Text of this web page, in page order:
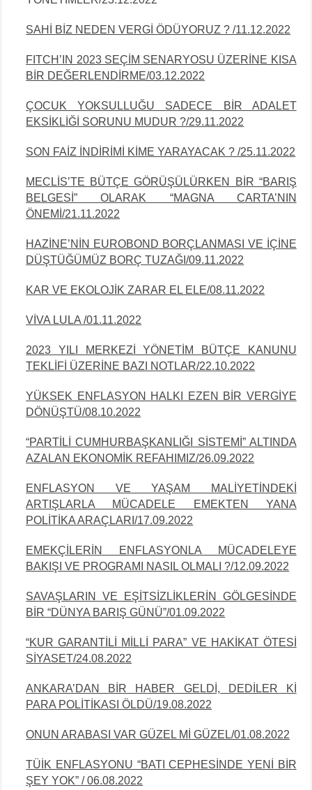
SAHİ BİZ NEDEN VERGİ ÖDÜYORUZ ? /11.12.2022
FITCH’IN 2023 SEÇİM SENARYOSU ÜZERİNE KISA
BİR DEĞERLENDİRME/03.12.2022
ÇOCUK YOKSULLUĞU SADECE BİR ADALET
EKSİKLİĞİ SORUNU MUDUR ?/29.11.2022
SON FAİZ İNDİRİMİ KİME YARAYACAK ? /25.11.2022
MECLİS’TE BÜTÇE GÖRÜŞÜLÜRKEN BİR “BARIŞ
BELGESİ” OLARAK “MAGNA CARTA’NIN
ÖNEMİ/21.11.2022
HAZİNE’NİN EUROBOND BORÇLANMASI VE İÇİNE
DÜŞTÜĞÜMÜZ BORÇ TUZAĞI/09.11.2022
KAR VE EKOLOJİK ZARAR EL ELE/08.11.2022
VİVA LULA /01.11.2022
2023 YILI MERKEZİ YÖNETİM BÜTÇE KANUNU
TEKLİFİ ÜZERİNE BAZI NOTLAR/22.10.2022
YÜKSEK ENFLASYON HALKI EZEN BİR VERGİYE
DÖNÜŞTÜ/08.10.2022
“PARTİLİ CUMHURBAŞKANLIĞI SİSTEMİ” ALTINDA
AZALAN EKONOMİK REFAHIMIZ/26.09.2022
ENFLASYON VE YAŞAM MALİYETİNDEKİ
ARTIŞLARLA MÜCADELE EMEKTEN YANA
POLİTİKA ARAÇLARI/17.09.2022
EMEKÇİLERİN ENFLASYONLA MÜCADELEYE
BAKIŞI VE PROGRAMI NASIL OLMALI ?/12.09.2022
SAVAŞLARIN VE EŞİTSİZLİKLERİN GÖLGESİNDE
BİR “DÜNYA BARIŞ GÜNÜ”/01.09.2022
“KUR GARANTİLİ MİLLİ PARA” VE HAKİKAT ÖTESİ
SİYASET/24.08.2022
ANKARA’DAN BİR HABER GELDİ, DEDİLER Kİ
PARA POLİTİKASI ÖLDÜ/19.08.2022
ONUN ARABASI VAR GÜZEL Mİ GÜZEL/01.08.2022
TÜİK ENFLASYONU “BATI CEPHESİNDE YENİ BİR
ŞEY YOK” / 06.08.2022